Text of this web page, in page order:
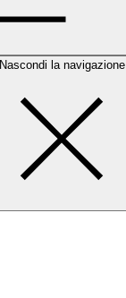
Nascondi la navigazione